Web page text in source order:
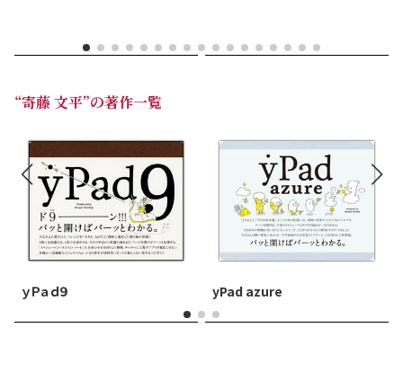
“寄藤 文平”の著作一覧
ｙＰａｄ９ yPad azure